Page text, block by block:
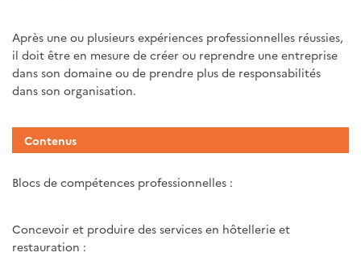
Après une ou plusieurs expériences professionnelles réussies,
il doit être en mesure de créer ou reprendre une entreprise
dans son domaine ou de prendre plus de responsabilités
dans son organisation.
Contenus
Blocs de compétences professionnelles :
Concevoir et produire des services en hôtellerie et
restauration :